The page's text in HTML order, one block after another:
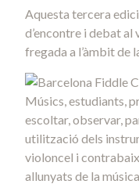
Aquesta tercera
d’encontre i debat
fregada a l’àmbit de
Músics, estudiants,
escoltar, observar,
utilització dels
violoncel i
allunyats de la